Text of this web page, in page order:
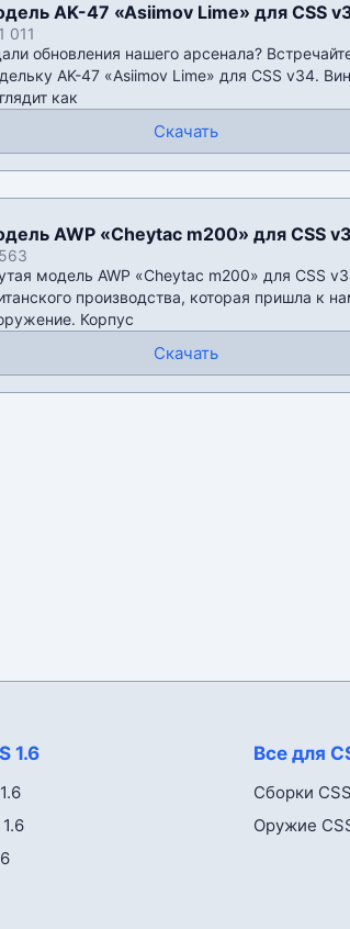
AK-47 «Asiimov Lime» для CSS
1 011
обновления нашего арсенала?
AK-47 «Asiimov Lime» для CSS v34.
как
Скачать
AWP «Cheytac m200» для CSS
563
модель AWP «Cheytac m200» для CSS
производства, которая пришла к
Корпус
Скачать
1.6 Все для
Сборки
Оружие